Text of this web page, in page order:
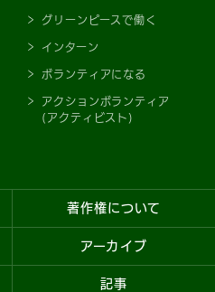
グリーンピースで働く
インターン
ボランティアになる
アクションボランティア
(アクティビスト)
著作権について
アーカイブ
記事